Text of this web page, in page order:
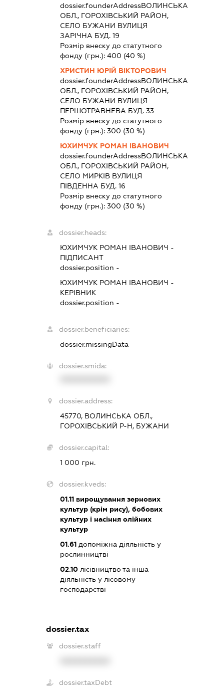
dossier.founderAddressВОЛИНСЬКА
ОБЛ., ГОРОХІВСЬКИЙ РАЙОН,
СЕЛО БУЖАНИ ВУЛИЦЯ
ЗАРІЧНА БУД. 19
Розмір внеску до статутного
фонду (грн.): 400 (40 %)
ХРИСТИН ЮРІЙ ВІКТОРОВИЧ
dossier.founderAddressВОЛИНСЬКА
ОБЛ., ГОРОХІВСЬКИЙ РАЙОН,
СЕЛО БУЖАНИ ВУЛИЦЯ
ПЕРШОТРАВНЕВА БУД. 33
Розмір внеску до статутного
фонду (грн.): 300 (30 %)
ЮХИМЧУК РОМАН ІВАНОВИЧ
dossier.founderAddressВОЛИНСЬКА
ОБЛ., ГОРОХІВСЬКИЙ РАЙОН,
СЕЛО МИРКІВ ВУЛИЦЯ
ПІВДЕННА БУД. 16
Розмір внеску до статутного
фонду (грн.): 300 (30 %)
dossier.heads:
ЮХИМЧУК РОМАН ІВАНОВИЧ -
ПІДПИСАНТ
dossier.position -
ЮХИМЧУК РОМАН ІВАНОВИЧ -
КЕРІВНИК
dossier.position -
dossier.beneficiaries:
dossier.missingData
dossier.smida:
dossier.address:
45770, ВОЛИНСЬКА ОБЛ.,
ГОРОХІВСЬКИЙ Р-Н, БУЖАНИ
dossier.capital:
1 000 грн.
dossier.kveds:
01.11вирощування зернових
культур (крім рису), бобових
культур і насіння олійних
культур
01.61допоміжна діяльність у
рослинництві
02.10лісівництво та інша
діяльність у лісовому
господарстві
dossier.tax
dossier.staff
dossier.taxDebt